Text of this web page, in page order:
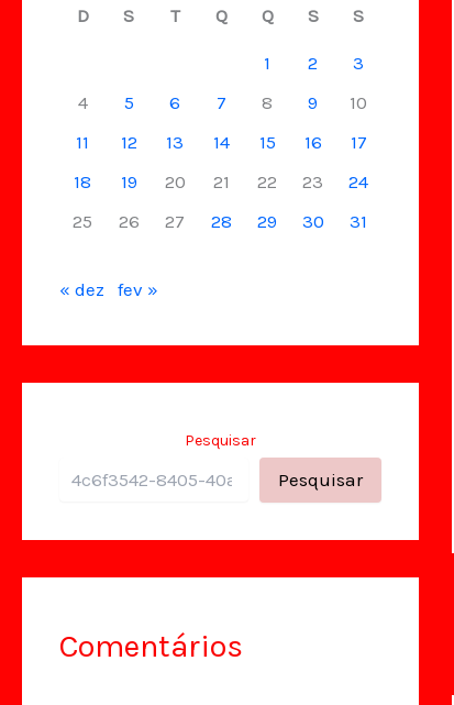
D S T Q Q S S
1 2
3
4
5 6 7 8 9
10
11
12 13 14 15 16
17
18
19 20 21 22 23
24
25
26 27 28 29 30 31
« dez fev »
Pesquisar
Pesquisar
Comentários